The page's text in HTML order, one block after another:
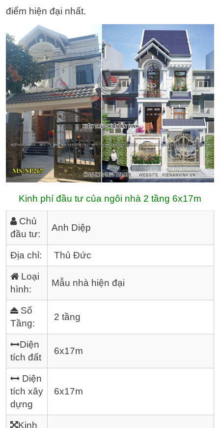
điểm hiện đại nhất.
Kinh phí đầu tư của ngôi nhà 2 tầng 6x17m
Chủ
đầu tư:
Anh Diệp
Địa chỉ: Thủ Đức
Loại
hình:
Mẫu nhà hiện đại
Số
Tầng:
2 tầng
Diện
tích đất
6x17m
Diện
tích xây
dựng
6x17m
Kinh